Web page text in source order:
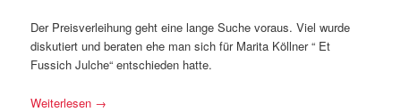
Der Preisverleihung geht eine lange Suche voraus. Viel wurde
diskutiert und beraten ehe man sich für Marita Köllner “ Et
Fussich Julche“ entschieden hatte.
Weiterlesen →